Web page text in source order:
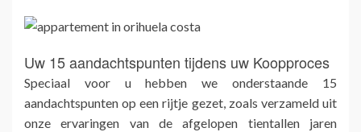
Uw 15 aandachtspunten tijdens uw Koopproces
Speciaal voor u hebben we onderstaande 15
aandachtspunten op een rijtje gezet, zoals verzameld uit
onze ervaringen van de afgelopen tientallen jaren